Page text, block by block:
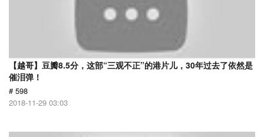
【越哥】豆瓣8.5分，这部“三观不正”的港片儿，30年过去了依然是
催泪弹！
# 598
2018-11-29 03:03